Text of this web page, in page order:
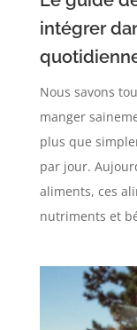
intégrer
Nous savons
manger
plus que
par jour.
aliments, ces
nutriments et